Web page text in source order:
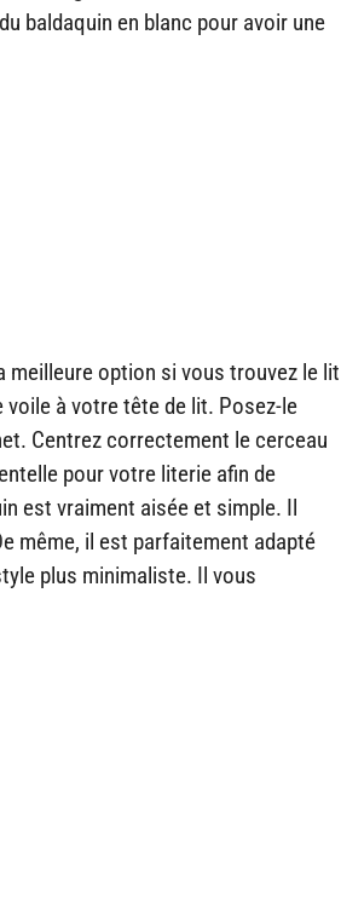
baldaquin en blanc pour avoir une
meilleure option si vous trouvez le lit
voile à votre tête de lit. Posez-le
Centrez correctement le cerceau
pour votre literie afin de
est vraiment aisée et simple. Il
même, il est parfaitement adapté
plus minimaliste. Il vous